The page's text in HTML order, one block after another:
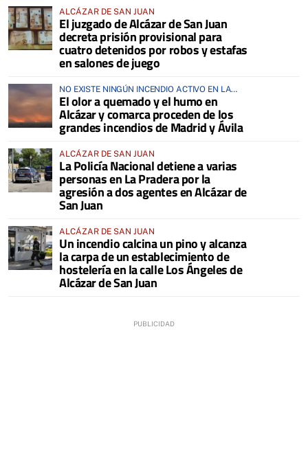
ALCÁZAR DE SAN JUAN
El juzgado de Alcázar de San Juan
decreta prisión provisional para
cuatro detenidos por robos y estafas
en salones de juego
NO EXISTE NINGÚN INCENDIO ACTIVO EN LA
COMARCA
El olor a quemado y el humo en
Alcázar y comarca proceden de los
grandes incendios de Madrid y Ávila
ALCÁZAR DE SAN JUAN
La Policía Nacional detiene a varias
personas en La Pradera por la
agresión a dos agentes en Alcázar de
San Juan
ALCÁZAR DE SAN JUAN
Un incendio calcina un pino y alcanza
la carpa de un establecimiento de
hostelería en la calle Los Ángeles de
Alcázar de San Juan